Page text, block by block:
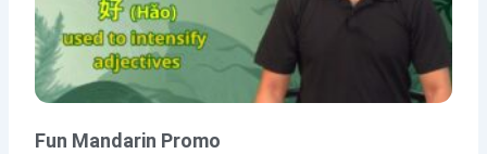
Fun Mandarin Promo